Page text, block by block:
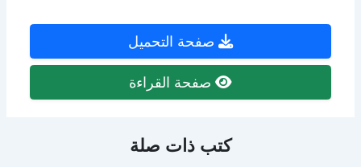
صفحة التحميل
صفحة القراءة
كتب ذات صلة